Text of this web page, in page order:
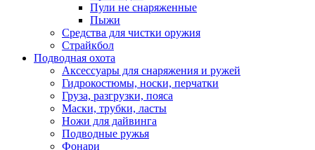
Пули не снаряженные
Пыжи
Средства для чистки оружия
Страйкбол
Подводная охота
Аксессуары для снаряжения и ружей
Гидрокостюмы, носки, перчатки
Груза, разгрузки, пояса
Маски, трубки, ласты
Ножи для дайвинга
Подводные ружья
Фонари